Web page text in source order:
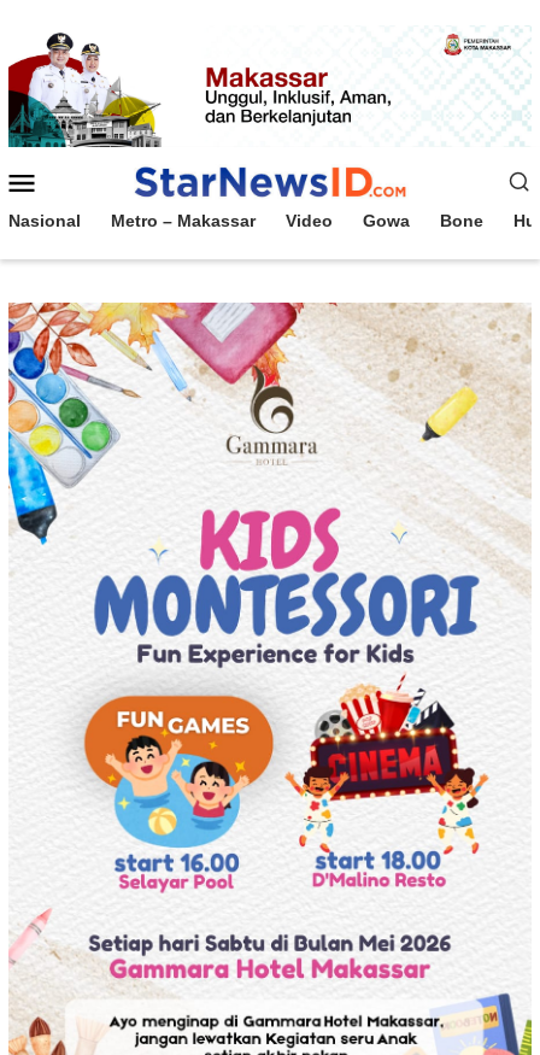
konten
Mobile
Nasional Metro – Makassar Video Gowa Bone